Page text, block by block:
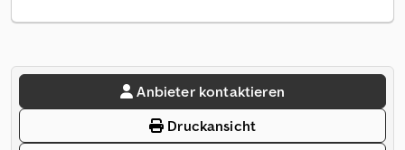
Anbieter kontaktieren
Druckansicht